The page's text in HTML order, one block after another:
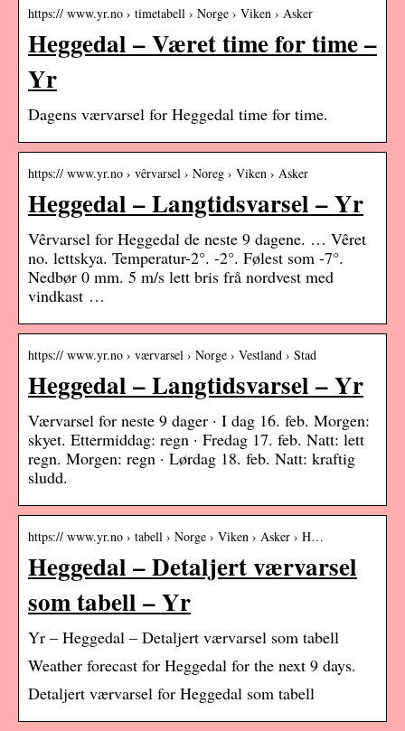
https:// www.yr.no › timetabell › Norge › Viken › Asker
Heggedal – Været time for time –
Yr
Dagens værvarsel for Heggedal time for time.
https:// www.yr.no › vêrvarsel › Noreg › Viken › Asker
Heggedal – Langtidsvarsel – Yr
Vêrvarsel for Heggedal de neste 9 dagene. … Vêret
no. lettskya. Temperatur-2°. -2°. Følest som -7°.
Nedbør 0 mm. 5 m/s lett bris frå nordvest med
vindkast …
https:// www.yr.no › værvarsel › Norge › Vestland › Stad
Heggedal – Langtidsvarsel – Yr
Værvarsel for neste 9 dager · I dag 16. feb. Morgen:
skyet. Ettermiddag: regn · Fredag 17. feb. Natt: lett
regn. Morgen: regn · Lørdag 18. feb. Natt: kraftig
sludd.
https:// www.yr.no › tabell › Norge › Viken › Asker › H…
Heggedal – Detaljert værvarsel
som tabell – Yr
Yr – Heggedal – Detaljert værvarsel som tabell
Weather forecast for Heggedal for the next 9 days.
Detaljert værvarsel for Heggedal som tabell